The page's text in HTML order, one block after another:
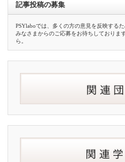
記事投稿の募集
PSYlaboでは、多くの方の意見を反映する
みなさまからのご応募をお待ちしておりま
ら。